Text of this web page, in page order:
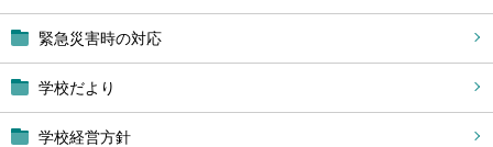
緊急災害時の対応
学校だより
学校経営方針